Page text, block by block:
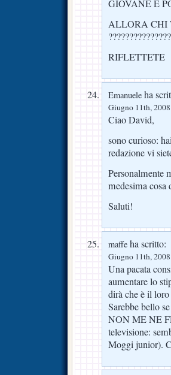
GIOVANE E
ALLORA CHI
RIFLETTETE
Emanuele ha
Giugno 11th,
Ciao David,
sono curioso:
redazione vi
Personalmente
medesima
Saluti!
maffe ha scritto:
Giugno 11th,
Una pacata
aumentare lo
dirà che è il
Sarebbe bello
NON ME NE
televisione:
Moggi junior).